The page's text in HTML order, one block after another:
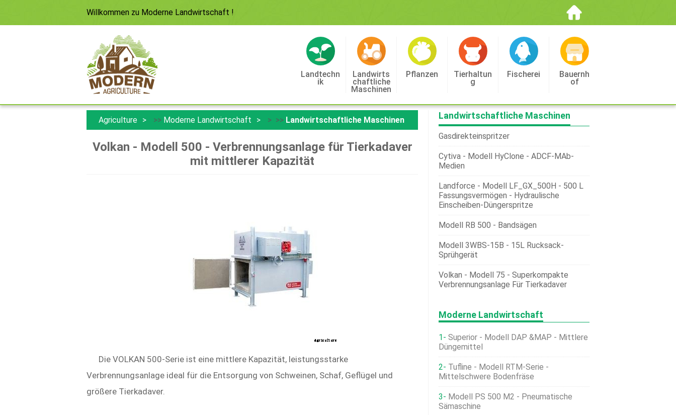
Willkommen zu Moderne Landwirtschaft !
Landtechn
Ik
Landwirts
Chaftliche
Maschinen
Pflanzen Tierhaltun
G
Fischerei Bauernh
Of
Agriculture >> Moderne Landwirtschaft > >> Landwirtschaftliche Maschinen
Volkan - Modell 500 - Verbrennungsanlage für Tierkadaver
mit mittlerer Kapazität
Die VOLKAN 500-Serie ist eine mittlere Kapazität, leistungsstarke
Verbrennungsanlage ideal für die Entsorgung von Schweinen, Schaf, Geflügel und
größere Tierkadaver.
Landwirtschaftliche Maschinen
Gasdirekteinspritzer
Cytiva - Modell HyClone - ADCF-MAb-
Medien
Landforce - Modell LF_GX_500H - 500 L
Fassungsvermögen - Hydraulische
Einscheiben-Düngerspritze
Modell RB 500 - Bandsägen
Modell 3WBS-15B - 15L Rucksack-
Sprühgerät
Volkan - Modell 75 - Superkompakte
Verbrennungsanlage Für Tierkadaver
Moderne Landwirtschaft
Superior - Modell DAP &MAP - Mittlere
Düngemittel
Tufline - Modell RTM-Serie -
Mittelschwere Bodenfräse
Modell PS 500 M2 - Pneumatische
Sämaschine